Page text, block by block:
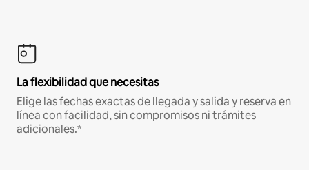
La flexibilidad que necesitas
Elige las fechas exactas de llegada y salida y reserva en
línea con facilidad, sin compromisos ni trámites
adicionales.*